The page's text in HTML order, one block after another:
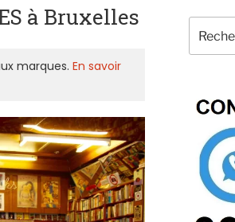
à Bruxelles
marques. En savoir
pour
: